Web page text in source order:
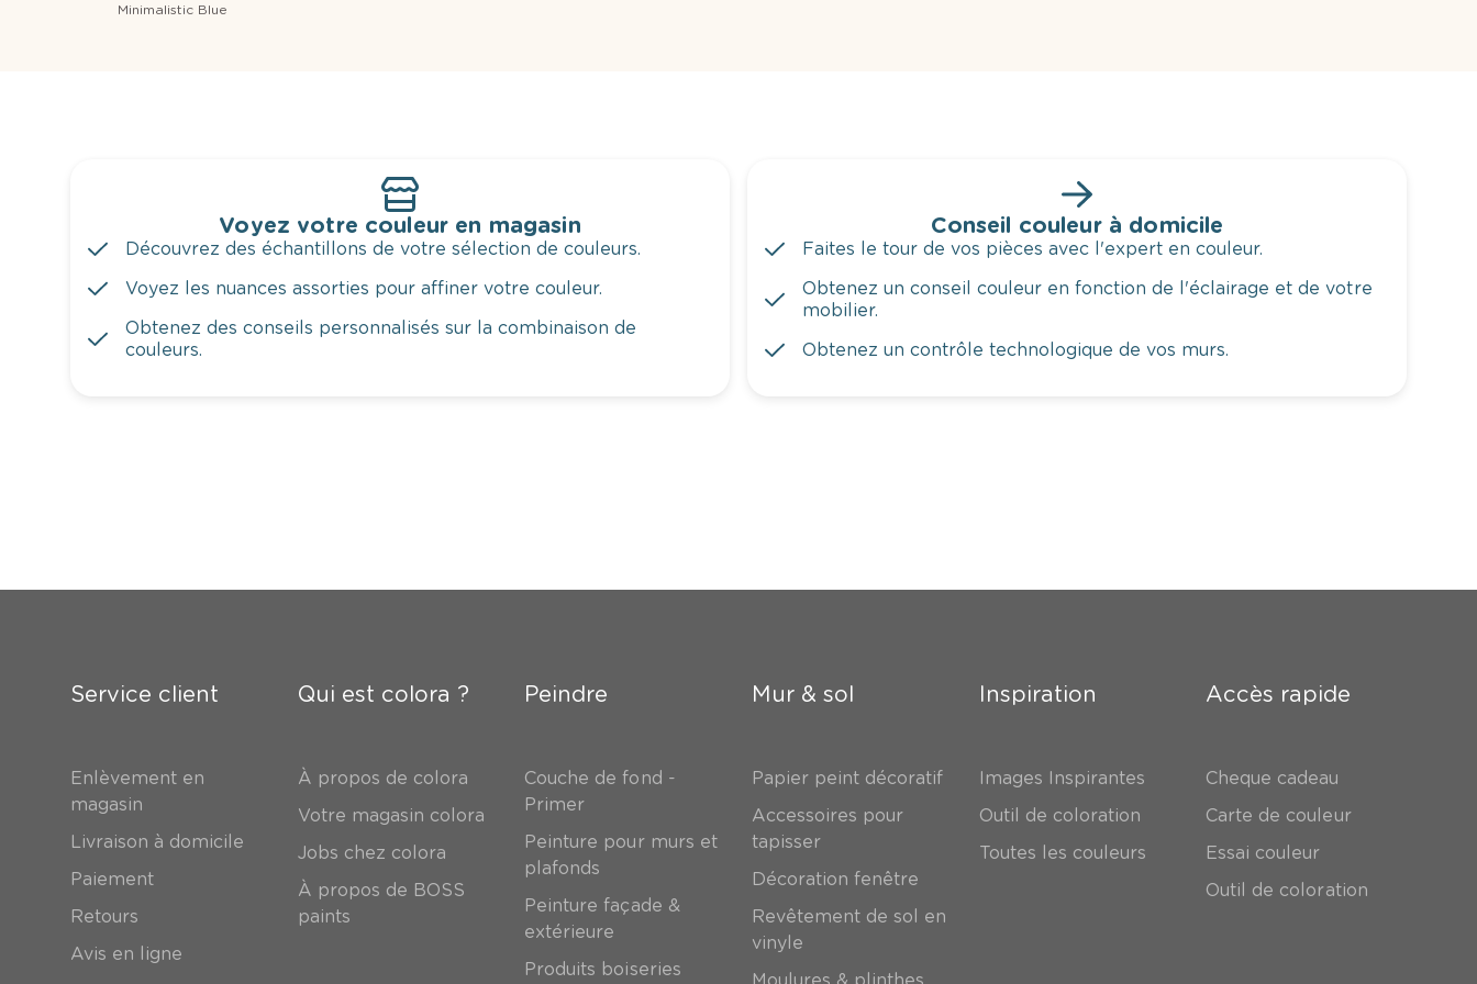
Minimalistic Blue
Voyez votre couleur en magasin
Découvrez des échantillons de votre sélection de couleurs.
Voyez les nuances assorties pour affiner votre couleur.
Obtenez des conseils personnalisés sur la combinaison de
couleurs.
Conseil couleur à domicile
Faites le tour de vos pièces avec l'expert en couleur.
Obtenez un conseil couleur en fonction de l'éclairage et de votre
mobilier.
Obtenez un contrôle technologique de vos murs.
Service client
Enlèvement en
magasin
Livraison à domicile
Paiement
Retours
Avis en ligne
Qui est colora ?
À propos de colora
Votre magasin colora
Jobs chez colora
À propos de BOSS
paints
Peindre
Couche de fond -
Primer
Peinture pour murs et
plafonds
Peinture façade &
extérieure
Produits boiseries
Mur & sol
Papier peint décoratif
Accessoires pour
tapisser
Décoration fenêtre
Revêtement de sol en
vinyle
Inspiration
Images Inspirantes
Outil de coloration
Toutes les couleurs
Accès rapide
Cheque cadeau
Carte de couleur
Essai couleur
Outil de coloration